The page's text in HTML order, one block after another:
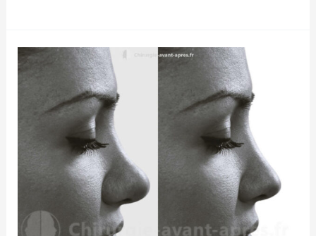
Rhinoplastie